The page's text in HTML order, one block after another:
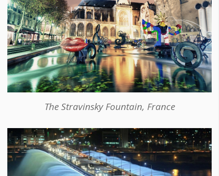
The Stravinsky Fountain, France